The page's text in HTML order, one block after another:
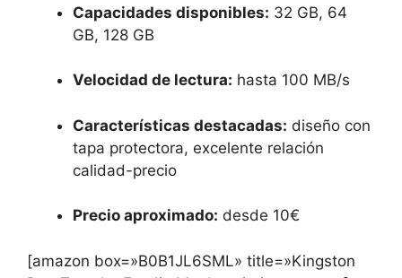
Capacidades disponibles: 32 GB, 64
GB, 128 GB
Velocidad de lectura: hasta 100 MB/s
Características destacadas: diseño con
tapa protectora, excelente relación
calidad-precio
Precio aproximado: desde 10€
[amazon box=»B0B1JL6SML» title=»Kingston